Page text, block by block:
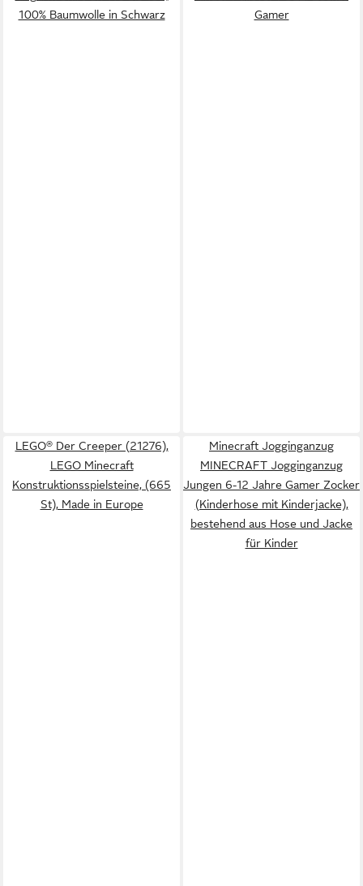
100% Baumwolle in Schwarz
Gamer
LEGO® Der Creeper (21276),
LEGO Minecraft
Konstruktionsspielsteine, (665
St), Made in Europe
Minecraft Jogginganzug
MINECRAFT Jogginganzug
Jungen 6-12 Jahre Gamer Zocker
(Kinderhose mit Kinderjacke),
bestehend aus Hose und Jacke
für Kinder